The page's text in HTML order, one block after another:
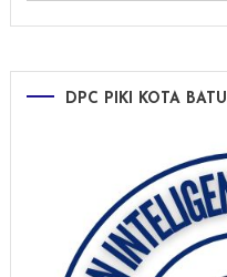
DPC PIKI KOTA BATU